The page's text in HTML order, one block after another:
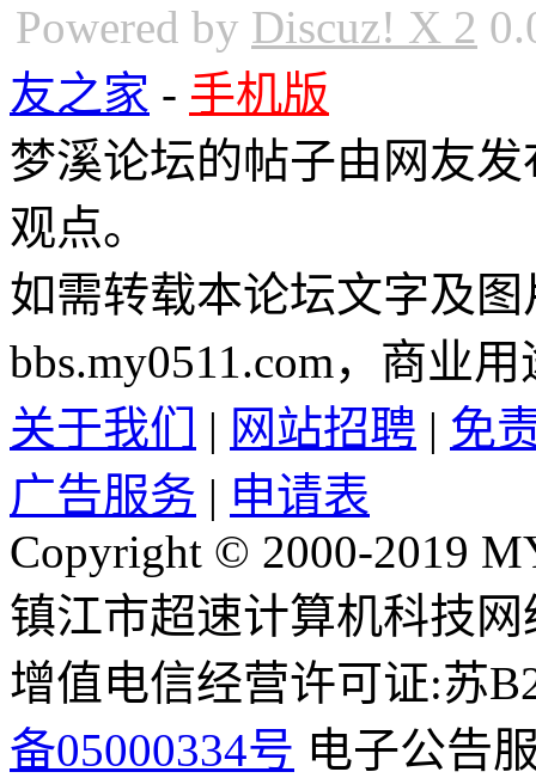
Powered by Discuz! X 2
友之家 - 手机版
梦溪论坛的帖子由网友
观点。
如需转载本论坛文字及
bbs.my0511.com，商业
关于我们
| 网站招聘 | 免
广告服务 | 申请表
Copyright © 2000-2019
镇江市超速计算机科技
增值电信经营许可证:苏
备05000334号 电子公告